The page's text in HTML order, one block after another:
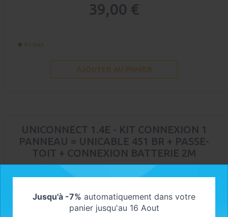
39,00 €
En stock
AJOUTER AU PANIER
UNICONNECT 1.4E - KIT CONNEXION 1
PANNEAU = UNICABLE 451 BR + PASSE-
TOIT + CONNEXION BATTERIE 2M
Jusqu'à -7% automatiquement dans votre
panier jusqu'au 16 Aout